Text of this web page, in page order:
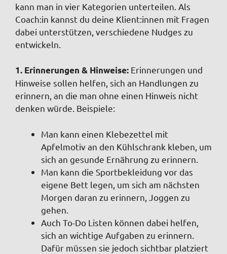
kann man in vier Kategorien unterteilen. Als
Coach:in kannst du deine Klient:innen mit Fragen
dabei unterstützen, verschiedene Nudges zu
entwickeln.
1. Erinnerungen & Hinweise: Erinnerungen und
Hinweise sollen helfen, sich an Handlungen zu
erinnern, an die man ohne einen Hinweis nicht
denken würde. Beispiele:
Man kann einen Klebezettel mit
Apfelmotiv an den Kühlschrank kleben, um
sich an gesunde Ernährung zu erinnern.
Man kann die Sportbekleidung vor das
eigene Bett legen, um sich am nächsten
Morgen daran zu erinnern, Joggen zu
gehen.
Auch To-Do Listen können dabei helfen,
sich an wichtige Aufgaben zu erinnern.
Dafür müssen sie jedoch sichtbar platziert